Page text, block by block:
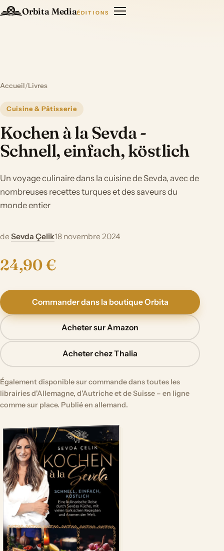
Orbita MediaÉDITIONS
Accueil/Livres
Cuisine & Pâtisserie
Kochen à la Sevda -
Schnell, einfach, köstlich
Un voyage culinaire dans la cuisine de Sevda, avec de
nombreuses recettes turques et des saveurs du
monde entier
deSevda Çelik18 novembre 2024
24,90 €
Commander dans la boutique Orbita
Acheter sur Amazon
Acheter chez Thalia
Également disponible sur commande dans toutes les
librairies d'Allemagne, d'Autriche et de Suisse – en ligne
comme sur place. Publié en allemand.